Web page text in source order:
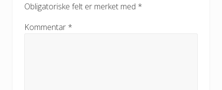
Obligatoriske felt er merket med *
Kommentar *